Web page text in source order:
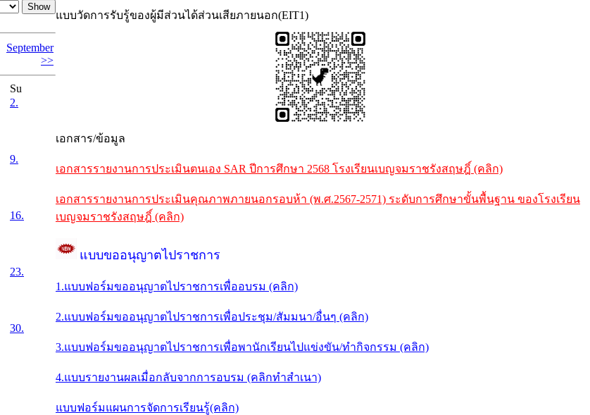
September
>>
Su
2.
9.
16.
23.
30.
แบบวัดการรับรู้ของผู้มีส่วนได้ส่วนเสียภายนอก(EIT1)
เอกสาร/ข้อมูล
เอกสารรายงานการประเมินตนเอง SAR ปีการศึกษา 2568 โรงเรียนเบญจมราชรังสฤษฎิ์ (คลิก)
เอกสารรายงานการประเมินคุณภาพภายนอกรอบห้า (พ.ศ.2567-2571) ระดับการศึกษาขั้นพื้นฐาน ของโรงเรียน
เบญจมราชรังสฤษฎิ์ (คลิก)
แบบขออนุญาตไปราชการ
1.แบบฟอร์มขออนุญาตไปราชการเพื่ออบรม (คลิก)
2.แบบฟอร์มขออนุญาตไปราชการเพื่อประชุม/สัมมนา/อื่นๆ (คลิก)
3.แบบฟอร์มขออนุญาตไปราชการเพื่อพานักเรียนไปแข่งขัน/ทำกิจกรรม (คลิก)
4.แบบรายงานผลเมื่อกลับจากการอบรม (คลิกทำสำเนา)
แบบฟอร์มแผนการจัดการเรียนรู้(คลิก)